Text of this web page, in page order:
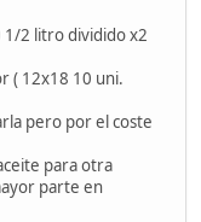
1/2 litro dividido x2
( 12x18 10 uni.
pero por el coste
para otra
parte en